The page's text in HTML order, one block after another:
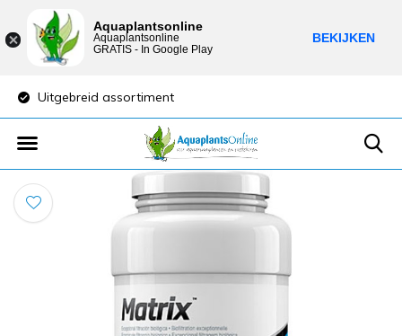
Uitgebreid assortiment
Aquaplantsonline
Aquaplantsonline
GRATIS - In Google Play
BEKIJKEN